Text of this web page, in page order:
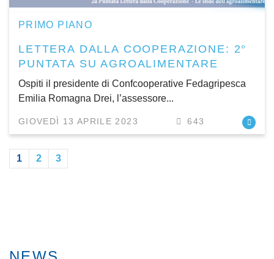
PRIMO PIANO
LETTERA DALLA COOPERAZIONE: 2°
PUNTATA SU AGROALIMENTARE
Ospiti il presidente di Confcooperative Fedagripesca
Emilia Romagna Drei, l’assessore...
GIOVEDÌ 13 APRILE 2023 643
1 2 3